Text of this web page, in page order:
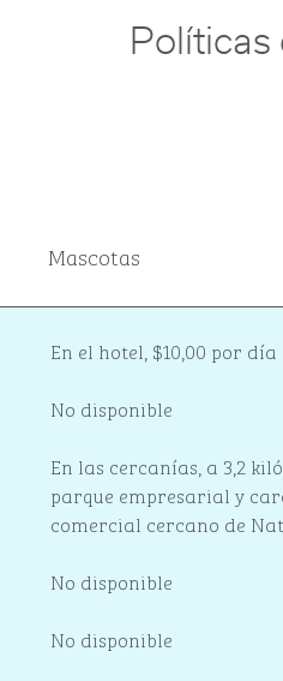
Políticas
Mascotas
En el hotel, $10,00 por día
No disponible
En las cercanías, a 3,2
parque empresarial y
comercial cercano de
No disponible
No disponible